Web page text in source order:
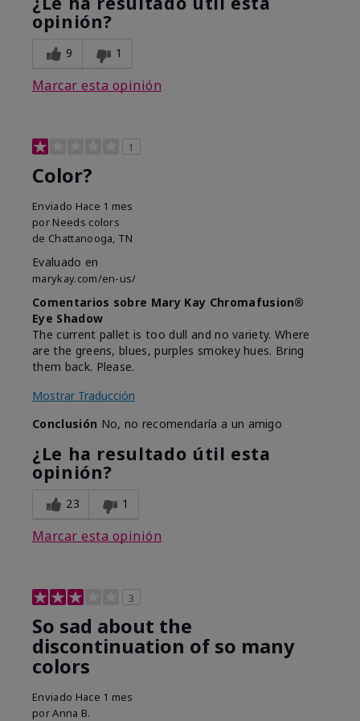
opinión?
9 1
Marcar esta opinión
1
Color?
Enviado Hace 1 mes
por Needs colors
de Chattanooga, TN
Evaluado en
marykay.com/en-us/
Comentarios sobre Mary Kay Chromafusion®
Eye Shadow
The current pallet is too dull and no variety. Where
are the greens, blues, purples smokey hues. Bring
them back. Please.
Mostrar Traducción
Conclusión No, no recomendaría a un amigo
¿Le ha resultado útil esta
opinión?
23 1
Marcar esta opinión
3
So sad about the
discontinuation of so many
colors
Enviado Hace 1 mes
porAnna B.